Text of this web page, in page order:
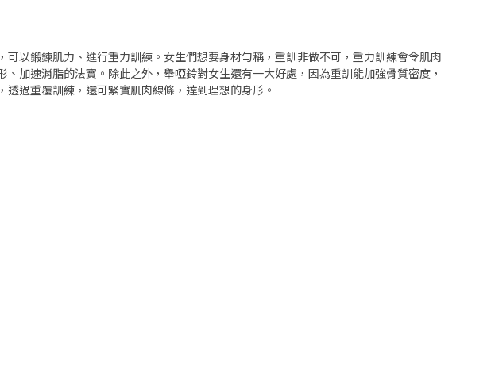
以鍛鍊肌力、進行重力訓練。女生們想要身材勻稱，重訓非做不可，重力訓練會令肌肉
加速消脂的法寶。除此之外，舉啞鈴對女生還有一大好處，因為重訓能加強骨質密度，
過重覆訓練，還可緊實肌肉線條，達到理想的身形。